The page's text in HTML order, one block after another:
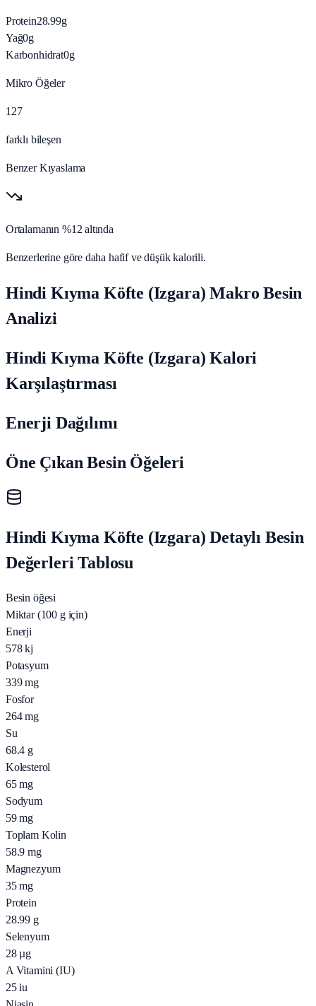
Protein28.99g
Yağ0g
Karbonhidrat0g
Mikro Öğeler
127
farklı bileşen
Benzer Kıyaslama
Ortalamanın %12 altında
Benzerlerine göre daha hafif ve düşük kalorili.
Hindi Kıyma Köfte (Izgara) Makro Besin
Analizi
Hindi Kıyma Köfte (Izgara) Kalori
Karşılaştırması
Enerji Dağılımı
Öne Çıkan Besin Öğeleri
Hindi Kıyma Köfte (Izgara) Detaylı Besin
Değerleri Tablosu
Besin öğesi
Miktar (100 g için)
Enerji
578 kj
Potasyum
339 mg
Fosfor
264 mg
Su
68.4 g
Kolesterol
65 mg
Sodyum
59 mg
Toplam Kolin
58.9 mg
Magnezyum
35 mg
Protein
28.99 g
Selenyum
28 µg
A Vitamini (IU)
25 iu